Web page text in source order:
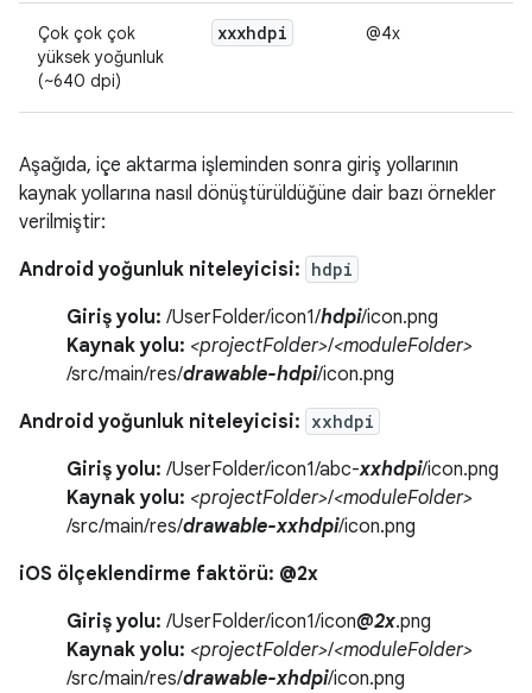
Çok çok çok
yüksek yoğunluk
(~640 dpi)
xxxhdpi @4x
Aşağıda, içe aktarma işleminden sonra giriş yollarının
kaynak yollarına nasıl dönüştürüldüğüne dair bazı örnekler
verilmiştir:
Android yoğunluk niteleyicisi: hdpi
Giriş yolu: /UserFolder/icon1/hdpi/icon.png
Kaynak yolu: <projectFolder>/<moduleFolder>
/src/main/res/drawable-hdpi/icon.png
Android yoğunluk niteleyicisi: xxhdpi
Giriş yolu: /UserFolder/icon1/abc-xxhdpi/icon.png
Kaynak yolu: <projectFolder>/<moduleFolder>
/src/main/res/drawable-xxhdpi/icon.png
iOS ölçeklendirme faktörü: @2x
Giriş yolu: /UserFolder/icon1/icon@2x.png
Kaynak yolu: <projectFolder>/<moduleFolder>
/src/main/res/drawable-xhdpi/icon.png